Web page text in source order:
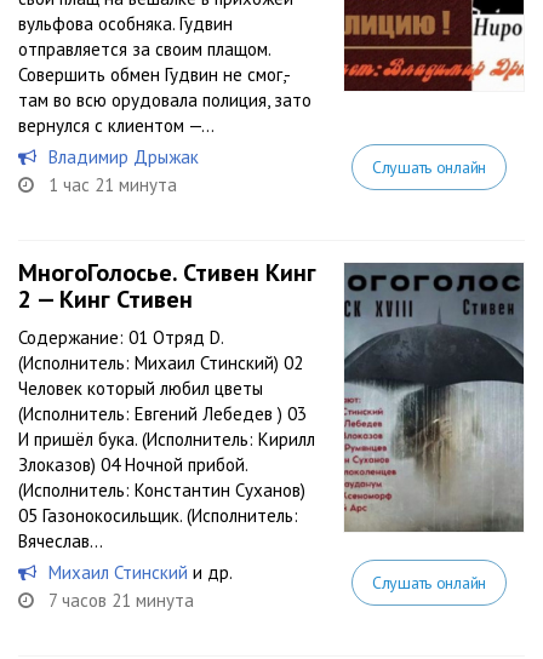
вульфова особняка. Гудвин
отправляется за своим плащом.
Совершить обмен Гудвин не смог,-
там во всю орудовала полиция, зато
вернулся с клиентом —...
Владимир Дрыжак
1 час 21 минута
Слушать онлайн
МногоГолосье. Стивен Кинг
2 — Кинг Стивен
Содержание: 01 Отряд D.
(Исполнитель: Михаил Стинский) 02
Человек который любил цветы
(Исполнитель: Евгений Лебедев ) 03
И пришёл бука. (Исполнитель: Кирилл
Злоказов) 04 Ночной прибой.
(Исполнитель: Константин Суханов)
05 Газонокосильщик. (Исполнитель:
Вячеслав...
Михаил Стинский и др.
7 часов 21 минута
Слушать онлайн